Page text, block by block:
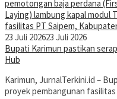
23 Juli 202623 Juli 2026
Bupati Karimun pastikan
Hub
Karimun, JurnalTerkini.id –
proyek pembangunan fasilitas